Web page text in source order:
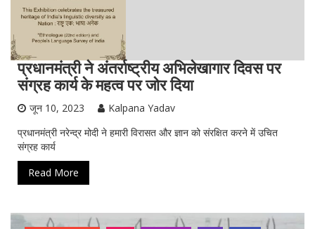
प्रधानमंत्री ने अंतर्राष्ट्रीय अभिलेखागार दिवस पर
संग्रह कार्य के महत्व पर जोर दिया
जून 10, 2023
Kalpana Yadav
प्रधानमंत्री नरेन्द्र मोदी ने हमारी विरासत और ज्ञान को संरक्षित करने में उचित
संग्रह कार्य
Read More